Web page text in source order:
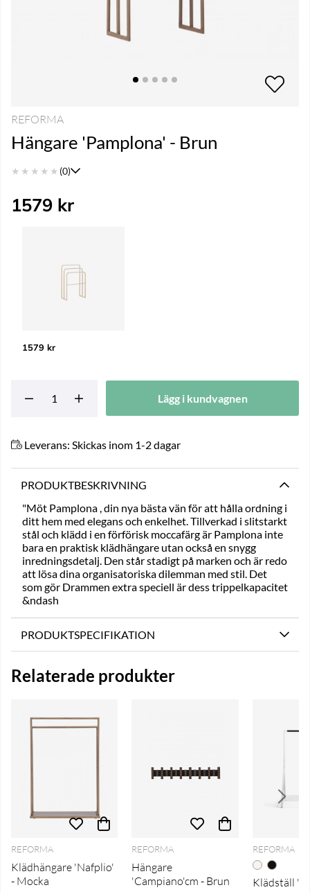
REFORMA
Hängare 'Pamplona' - Brun
★ ★ ★ ★ ★ (0)
1579 kr
1579 kr
Lägg i kundvagnen
Leverans: Skickas inom 1-2 dagar
PRODUKTBESKRIVNING
"Möt Pamplona , din nya bästa vän för att hålla ordning i
ditt hem med elegans och enkelhet. Tillverkad i slitstarkt
stål och klädd i en förförisk moccafärg är Pamplona inte
bara en praktisk klädhängare utan också en snygg
inredningsdetalj. Den står stadigt på marken och är redo
att lösa dina organisatoriska dilemman med stil. Det
som gör Drammen extra speciell är dess trippelkapacitet
&ndash
PRODUKTSPECIFIKATION
Relaterade produkter
REFORMA
Klädhängare 'Nafplio'
- Mocka
REFORMA
Hängare
'Campiano'cm - Brun
REFORMA
Klädställ